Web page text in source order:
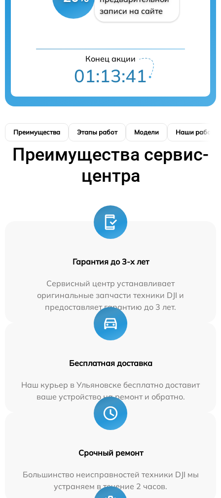
записи на сайте
Конец акции
01:13:40
Преимущества Этапы работ Модели Наши работы
Преимущества сервис-
центра
Гарантия до 3-х лет
Сервисный центр устанавливает
оригинальные запчасти техники DJI и
предоставляет гарантию до 3 лет.
Бесплатная доставка
Наш курьер в Ульяновске бесплатно доставит
ваше устройство на ремонт и обратно.
Срочный ремонт
Большинство неисправностей техники DJI мы
устраняем в течение 2 часов.